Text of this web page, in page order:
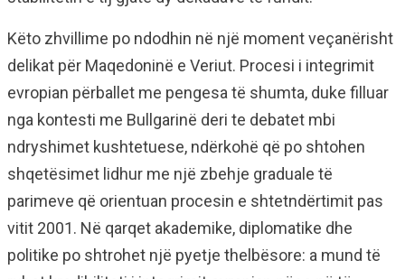
Këto zhvillime po ndodhin në një moment veçanërisht
delikat për Maqedoninë e Veriut. Procesi i integrimit
evropian përballet me pengesa të shumta, duke filluar
nga kontesti me Bullgarinë deri te debatet mbi
ndryshimet kushtetuese, ndërkohë që po shtohen
shqetësimet lidhur me një zbehje graduale të
parimeve që orientuan procesin e shtetndërtimit pas
vitit 2001. Në qarqet akademike, diplomatike dhe
politike po shtrohet një pyetje thelbësore: a mund të